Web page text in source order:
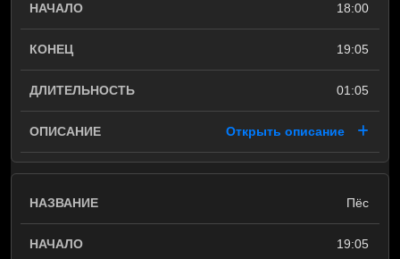
18:00
19:05
01:05
Открыть описание
Пёс
19:05